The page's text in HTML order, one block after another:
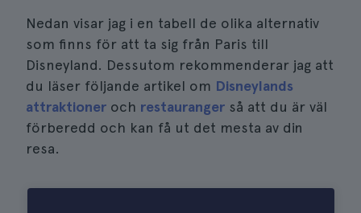
Nedan visar jag i en tabell de olika alternativ
som finns för att ta sig från Paris till
Disneyland. Dessutom rekommenderar jag att
du läser följande artikel om Disneylands
attraktioner och restauranger så att du är väl
förberedd och kan få ut det mesta av din
resa.